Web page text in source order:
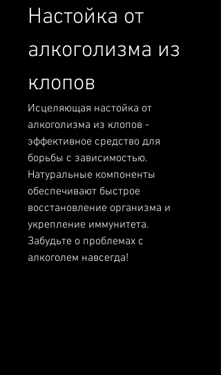
Настойка от
алкоголизма из
клопов
Исцеляющая настойка от
алкоголизма из клопов -
эффективное средство для
борьбы с зависимостью.
Натуральные компоненты
обеспечивают быстрое
восстановление организма и
укрепление иммунитета.
Забудьте о проблемах с
алкоголем навсегда!